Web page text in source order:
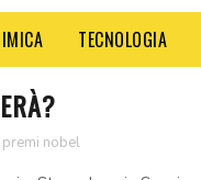
TECNOLOGIA
premi nobel